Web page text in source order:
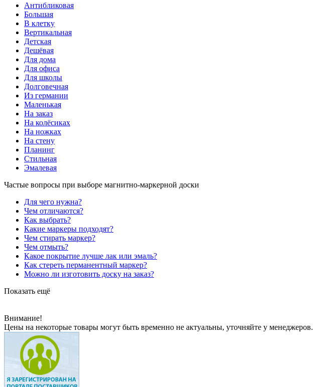
Антибликовая
Большая
В клетку
Вертикальная
Детская
Дешёвая
Для дома
Для офиса
Для школы
Долговечная
Из германии
Маленькая
На заказ
На колёсиках
На ножках
На стену
Планинг
Стильная
Эмалевая
Частые вопросы при выборе магнитно-маркерной доски
Для чего нужна?
Чем отличаются?
Как выбрать?
Какие маркеры подходят?
Чем стирать маркер?
Чем отмыть?
Какое покрытие лучше лак или эмаль?
Как стереть перманентный маркер?
Можно ли изготовить доску на заказ?
Показать ещё
Внимание!
Цены на некоторые товары могут быть временно не актуальны, уточняйте у менеджеров.